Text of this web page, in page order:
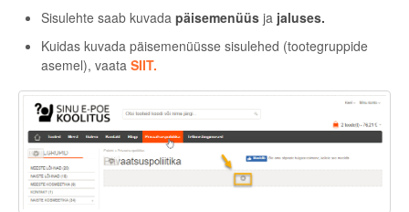
Sisulehte saab kuvada päisemenüüs ja jaluses.
Kuidas kuvada päisemenüüsse sisulehed (tootegruppide
asemel), vaata SIIT.